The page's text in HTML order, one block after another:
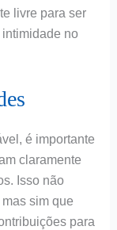
livre para ser
no
é importante
claramente
Isso não
sim que
para